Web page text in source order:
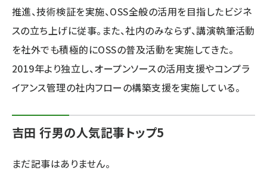
推進、技術検証を実施、OSS全般の活用を目指したビジネ
スの立ち上げに従事。また、社内のみならず、講演執筆活動
を社外でも積極的にOSSの普及活動を実施してきた。
2019年より独立し、オープンソースの活用支援やコンプラ
イアンス管理の社内フローの構築支援を実施している。
吉田 行男の人気記事トップ5
まだ記事はありません。